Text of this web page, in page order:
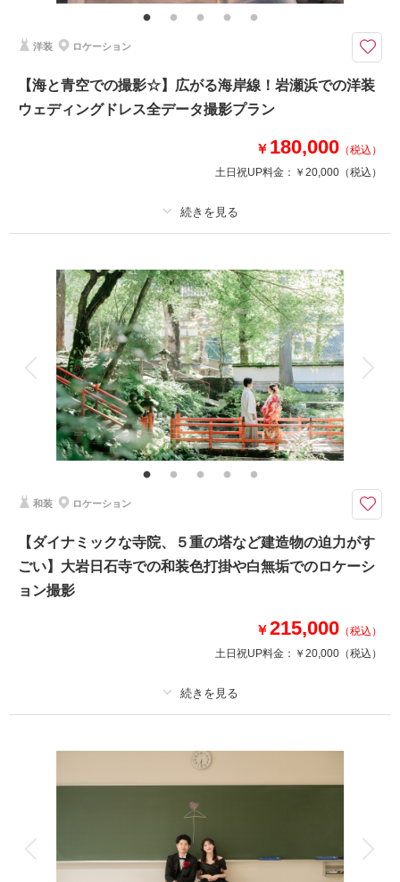
全データ180カット以上お渡し！氷見のあいやまガーデンで叶えるフォトウ
ェディング
氷見あいやまガーデンで叶える、花と緑に包まれたナチュラルフォトウェデ
ィング。富山の自然美が映えるロケーションで、季節の彩りとともにおふた
りの幸せな瞬間を写真に残しませんか？特別な一日を、心に残るカタチに。
撮影日の空き
を確認する
洋装 ロケーション
【海と青空での撮影☆】広がる海岸線！岩瀬浜での洋装
ウェディングドレス全データ撮影プラン
￥ 180,000 （税込）
土日祝UP料金： ￥20,000 （税込）
撮影料 新婦衣装1着 新郎衣装1着
着付け ヘアメイク 小物一式
アルバム データ 180 カット 台紙付写真
衣装追加 会食 挙式
家族と撮影 家族用衣装レンタル ペットと撮影
その他含むもの
衣装クリーニング代金、ランクアップ料金は含まれております。衣装や撮影
小物等の持込料金は一切かかりません。ロケ地追加￥20,000/ 1か所
青空の下で海フォト☆撮影小物持参でオリジナルの撮影に！ □撮影カッ
ト：約150カット以上 □所要時間：約4時間
写真撮影料/ 全データ(DVD-R)/ ご新郎衣装/ ご新婦衣装/ ヘア＆メイクアッ
プ/ スケジューリング/ 撮影小物一式
撮影日の空き
を確認する
和装 ロケーション
【ダイナミックな寺院、５重の塔など建造物の迫力がす
ごい】大岩日石寺での和装色打掛や白無垢でのロケーシ
ョン撮影
￥215,000 （税込）
土日祝UP料金： ￥20,000 （税込）
新婦衣装1着
着付け ヘアメイク 小物一式
データ 180 カット
会食
家族と撮影 家族用衣装レンタル ペットと撮影